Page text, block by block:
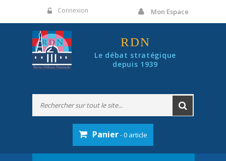
Connexion Mon Espace
RDN
Le débat stratégique
depuis 1939
Panier- 0 article